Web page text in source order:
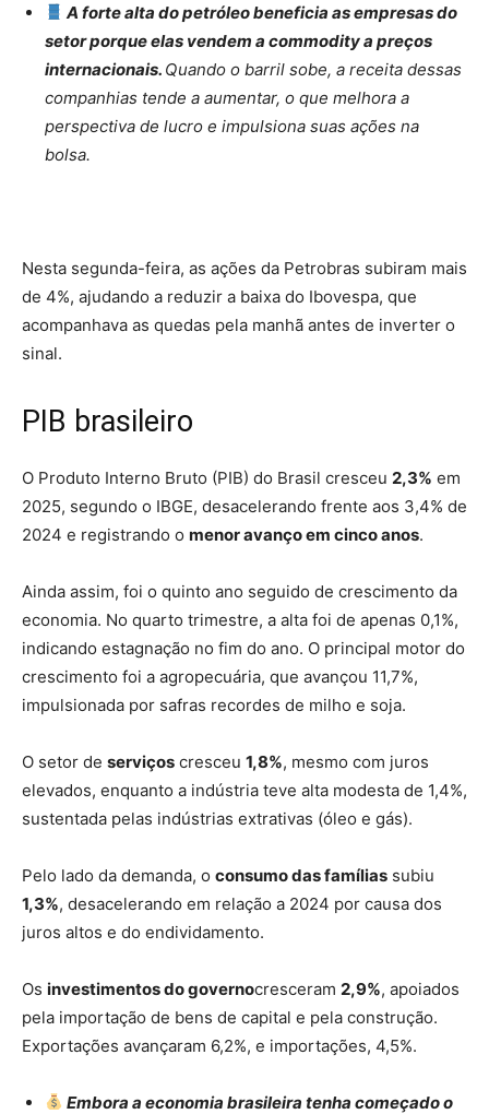
A forte alta do petróleo beneficia as empresas do
setor porque elas vendem a commodity a preços
internacionais. Quando o barril sobe, a receita dessas
companhias tende a aumentar, o que melhora a
perspectiva de lucro e impulsiona suas ações na
bolsa.
Nesta segunda-feira, as ações da Petrobras subiram mais
de 4%, ajudando a reduzir a baixa do Ibovespa, que
acompanhava as quedas pela manhã antes de inverter o
sinal.
PIB brasileiro
O Produto Interno Bruto (PIB) do Brasil cresceu 2,3% em
2025, segundo o IBGE, desacelerando frente aos 3,4% de
2024 e registrando o menor avanço em cinco anos.
Ainda assim, foi o quinto ano seguido de crescimento da
economia. No quarto trimestre, a alta foi de apenas 0,1%,
indicando estagnação no fim do ano. O principal motor do
crescimento foi a agropecuária, que avançou 11,7%,
impulsionada por safras recordes de milho e soja.
O setor de serviços cresceu 1,8%, mesmo com juros
elevados, enquanto a indústria teve alta modesta de 1,4%,
sustentada pelas indústrias extrativas (óleo e gás).
Pelo lado da demanda, o consumo das famílias subiu
1,3%, desacelerando em relação a 2024 por causa dos
juros altos e do endividamento.
Os investimentos do governocresceram 2,9%, apoiados
pela importação de bens de capital e pela construção.
Exportações avançaram 6,2%, e importações, 4,5%.
Embora a economia brasileira tenha começado o